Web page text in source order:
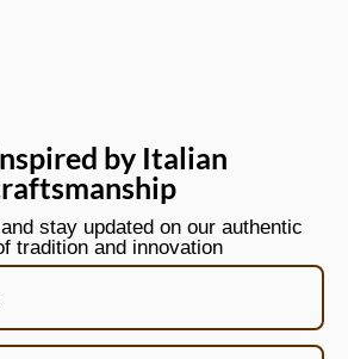
by Italian
stay updated on our authentic
tradition and innovation